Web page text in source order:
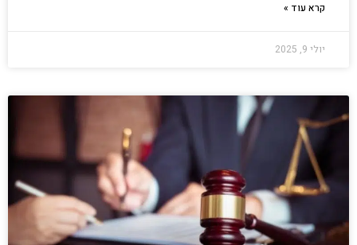
קרא עוד »
יולי 9, 2025